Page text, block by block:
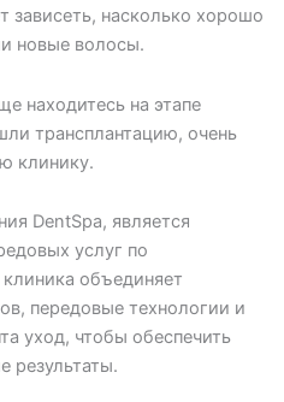
зависеть, насколько хорошо
новые волосы.
находитесь на этапе
трансплантацию, очень
клинику.
DentSpa, является
услуг по
объединяет
передовые технологии и
уход, чтобы обеспечить
результаты.